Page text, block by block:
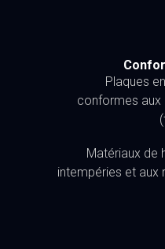
Plaques
conformes aux
Matériaux de
intempéries et aux